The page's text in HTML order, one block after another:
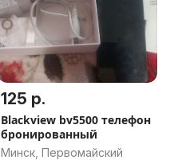
125 р.
Blackview bv5500 телефон
бронированный
Минск, Первомайский